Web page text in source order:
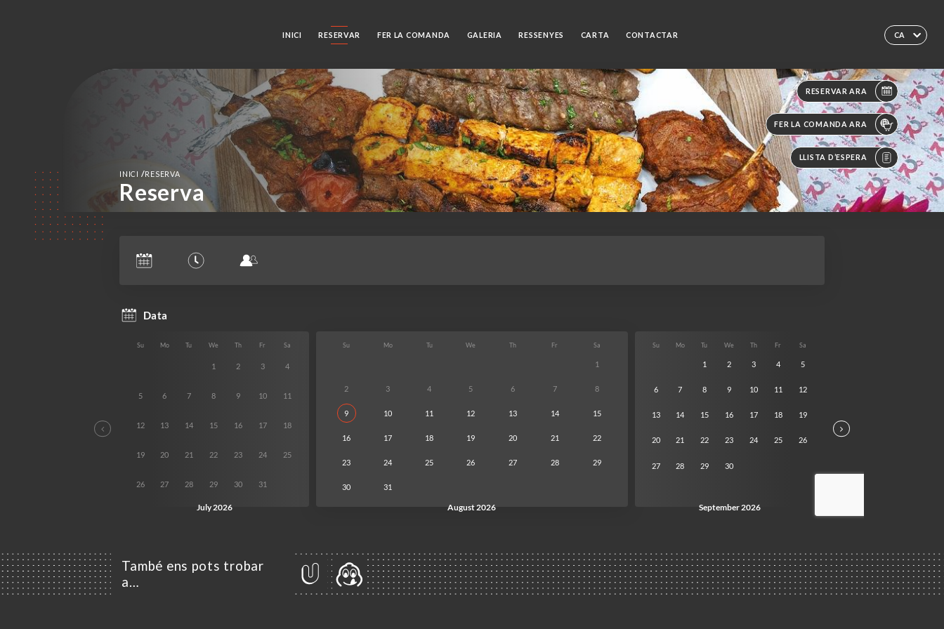
CA
INICI RESERVAR FER LA COMANDA GALERIA RESSENYES CARTA CONTACTAR
RESERVAR ARA
FER LA COMANDA ARA
LLISTA D’ESPERA
INICI /RESERVA
Reserva
També ens pots trobar
a…